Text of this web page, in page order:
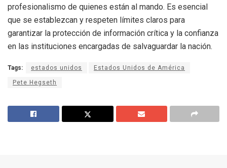
profesionalismo de quienes están al mando. Es esencial
que se establezcan y respeten límites claros para
garantizar la protección de información crítica y la confianza
en las instituciones encargadas de salvaguardar la nación.
Tags: estados unidos Estados Unidos de América
Pete Hegseth